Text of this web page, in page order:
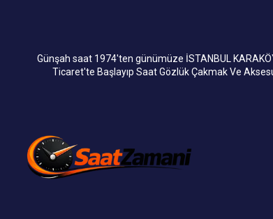
Günşah saat 1974'ten günümüze İSTANBUL
Ticaret'te Başlayıp Saat Gözlük Çakmak Ve